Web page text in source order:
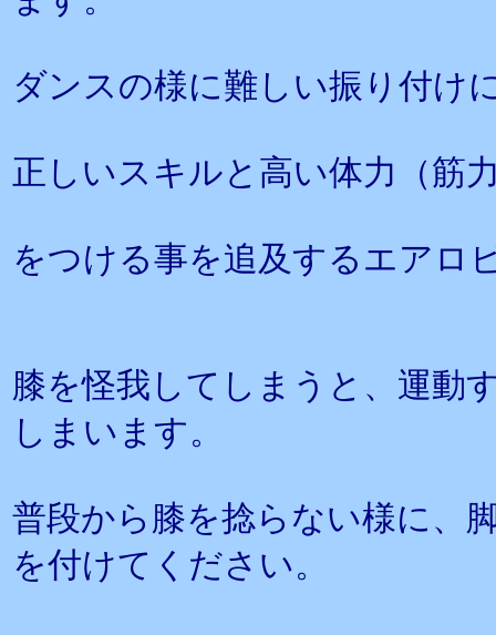
ダンスの様に難しい振り付け
正しいスキルと高い体力（筋
をつける事を追及するエアロ
膝を怪我してしまうと、運動
しまいます。
普段から膝を捻らない様に、
を付けてください。